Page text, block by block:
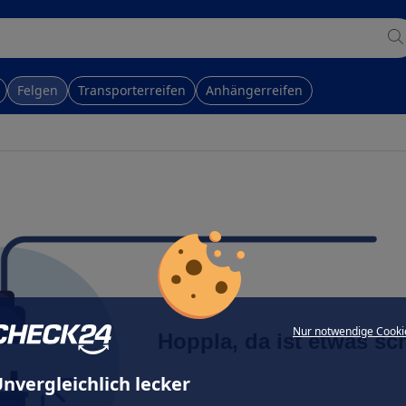
Nur notwendige
lecker
Felgen Transporterreifen Anhängerreifen
Hoppla, da ist etwas